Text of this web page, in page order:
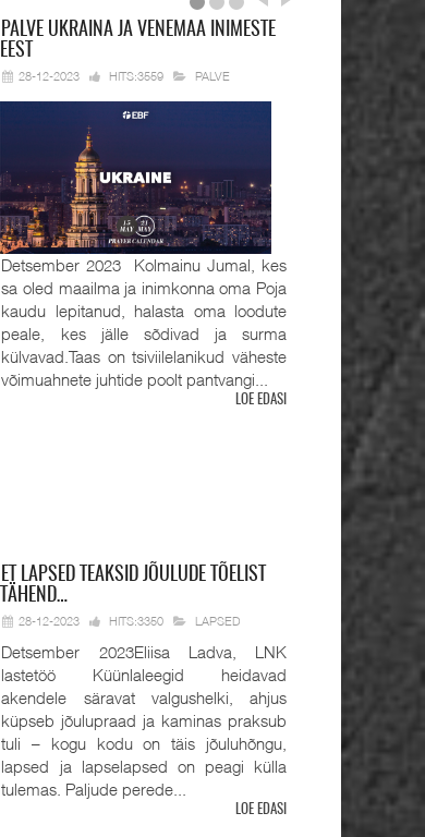
PALVE UKRAINA JA VENEMAA INIMESTE
EEST
28-12-2023 HITS:3559 PALVE
Detsember 2023 Kolmainu Jumal, kes
sa oled maailma ja inimkonna oma Poja
kaudu lepitanud, halasta oma loodute
peale, kes jälle sõdivad ja surma
külvavad.Taas on tsiviilelanikud väheste
võimuahnete juhtide poolt pantvangi...
LOE EDASI
ET
LAPSED TEAKSID JÕULUDE TÕELIST
TÄHEND…
28-12-2023 HITS:3350 LAPSED
Detsember 2023Eliisa Ladva, LNK
lastetöö Küünlaleegid heidavad
akendele säravat valgushelki, ahjus
küpseb jõulupraad ja kaminas praksub
tuli – kogu kodu on täis jõuluhõngu,
lapsed ja lapselapsed on peagi külla
tulemas. Paljude perede...
LOE EDASI